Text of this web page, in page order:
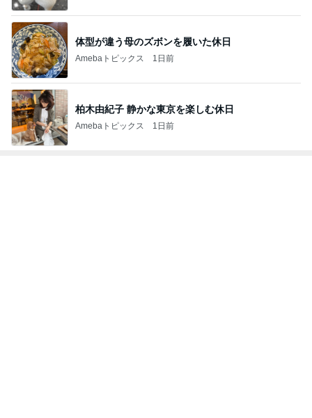
体型が違う母のズボンを履いた休日
Amebaトピックス 1日前
柏木由紀子 静かな東京を楽しむ休日
Amebaトピックス 1日前